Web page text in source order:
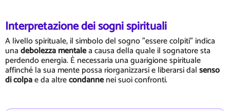
Interpretazione dei sogni spirituali
A livello spirituale, il simbolo del sogno "essere colpiti" indica
unadebolezza mentalea causa della quale il sognatore sta
perdendo energia. È necessaria una guarigione spirituale
affinché la sua mente possa riorganizzarsi e liberarsi dalsenso
di colpae da altrecondannenei suoi confronti.